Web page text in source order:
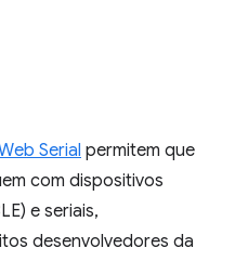
Serial permitem que
com dispositivos
e seriais,
desenvolvedores da